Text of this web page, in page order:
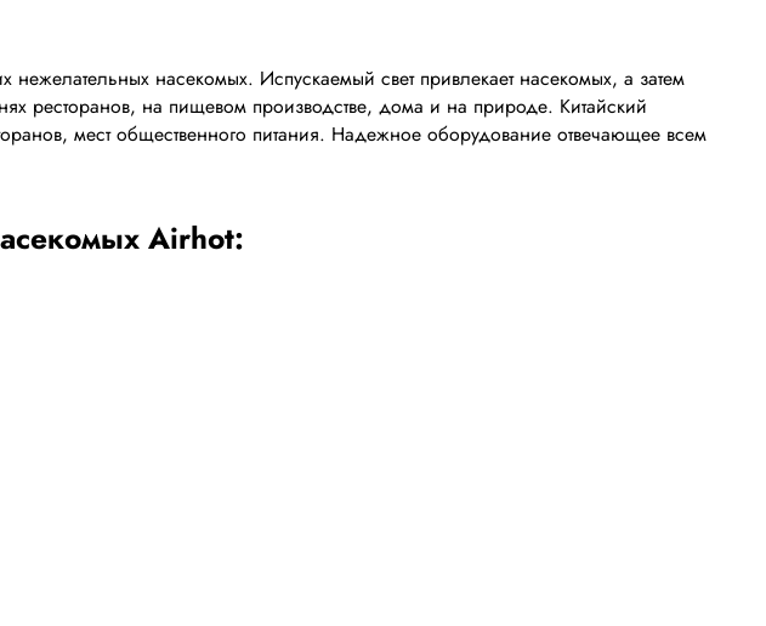
насекомых. Испускаемый свет привлекает насекомых, а затем
ресторанов, на пищевом производстве, дома и на природе. Китайский
мест общественного питания. Надежное оборудование отвечающее всем
Airhot: